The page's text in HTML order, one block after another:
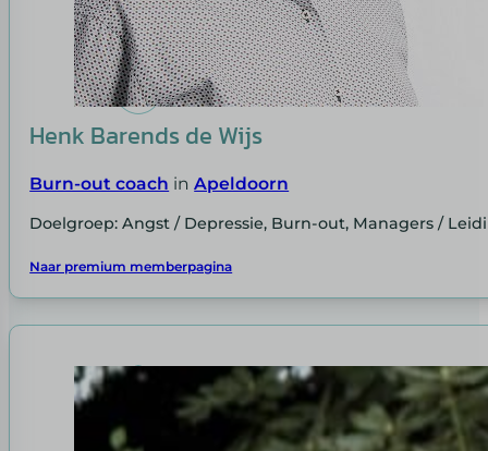
Henk Barends de Wijs
Burn-out coach inApeldoorn
Doelgroep: Angst / Depressie, Burn-out, Managers /
Naar premium memberpagina